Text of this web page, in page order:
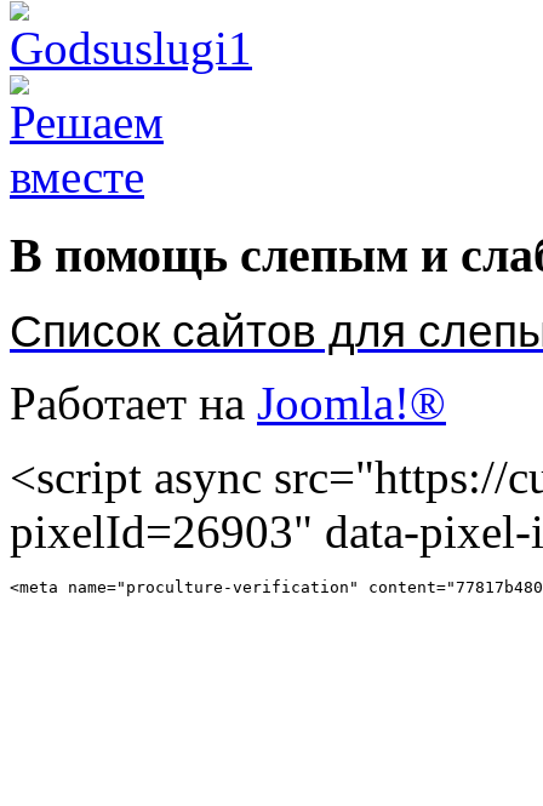
В помощь слепым и
Список сайтов для
Работает на Joomla!®
<script async src="https://
pixelId=26903" data-
<meta name="proculture-verification"